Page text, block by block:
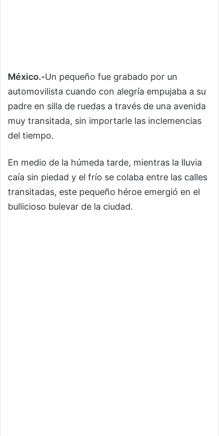
México.-Un pequeño fue grabado por un
automovilista cuando con alegría empujaba a su
padre en silla de ruedas a través de una avenida
muy transitada, sin importarle las inclemencias
del tiempo.
En medio de la húmeda tarde, mientras la lluvia
caía sin piedad y el frío se colaba entre las calles
transitadas, este pequeño héroe emergió en el
bullicioso bulevar de la ciudad.